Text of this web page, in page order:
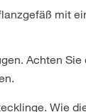
mit
Achten Sie
Wie